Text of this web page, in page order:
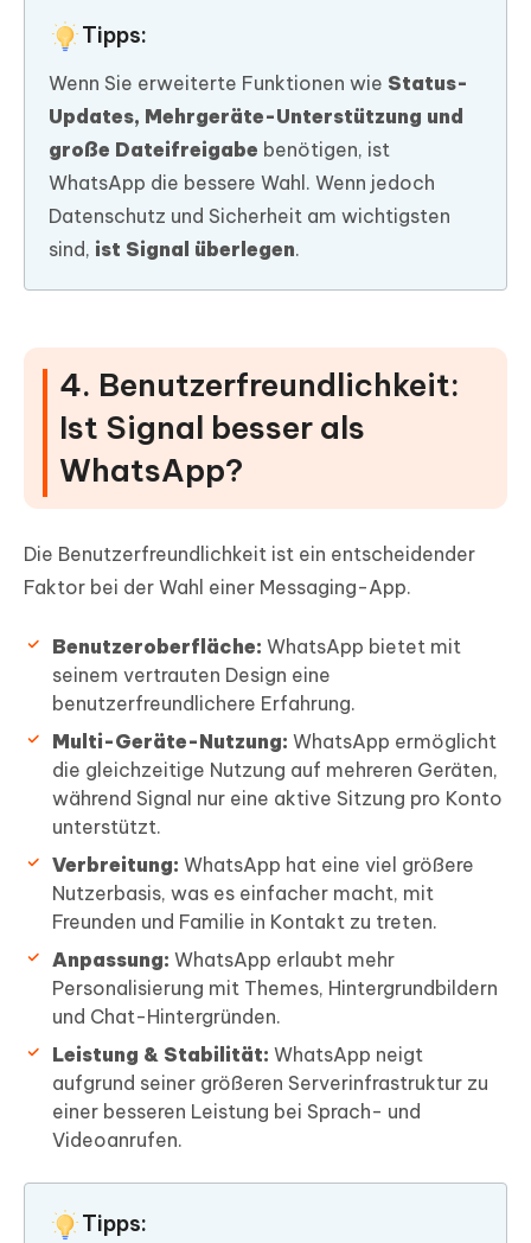
Tipps:
Wenn Sie erweiterte Funktionen wie Status-
Updates, Mehrgeräte-Unterstützung und
große Dateifreigabe benötigen, ist
WhatsApp die bessere Wahl. Wenn jedoch
Datenschutz und Sicherheit am wichtigsten
sind, ist Signal überlegen.
4. Benutzerfreundlichkeit:
Ist Signal besser als
WhatsApp?
Die Benutzerfreundlichkeit ist ein entscheidender
Faktor bei der Wahl einer Messaging-App.
Benutzeroberfläche: WhatsApp bietet mit
seinem vertrauten Design eine
benutzerfreundlichere Erfahrung.
Multi-Geräte-Nutzung: WhatsApp ermöglicht
die gleichzeitige Nutzung auf mehreren Geräten,
während Signal nur eine aktive Sitzung pro Konto
unterstützt.
Verbreitung: WhatsApp hat eine viel größere
Nutzerbasis, was es einfacher macht, mit
Freunden und Familie in Kontakt zu treten.
Anpassung: WhatsApp erlaubt mehr
Personalisierung mit Themes, Hintergrundbildern
und Chat-Hintergründen.
Leistung & Stabilität: WhatsApp neigt
aufgrund seiner größeren Serverinfrastruktur zu
einer besseren Leistung bei Sprach- und
Videoanrufen.
Tipps: